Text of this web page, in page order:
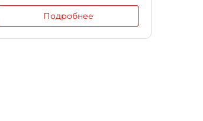
Подробнее